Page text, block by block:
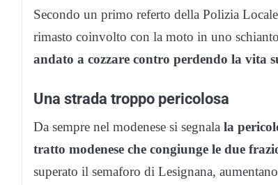
Secondo un primo referto della Polizia
rimasto coinvolto con la moto in uno
andato a cozzare contro perdendo la vita
Una strada troppo pericolosa
Da sempre nel modenese si segnala la
tratto modenese che congiunge le due
superato il semaforo di Lesignana,